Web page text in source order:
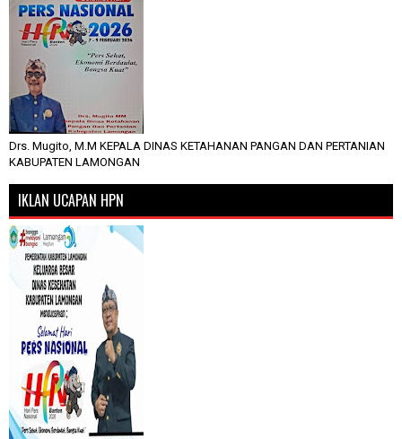
Drs. Mugito, M.M KEPALA DINAS KETAHANAN PANGAN DAN PERTANIAN
KABUPATEN LAMONGAN
IKLAN UCAPAN HPN